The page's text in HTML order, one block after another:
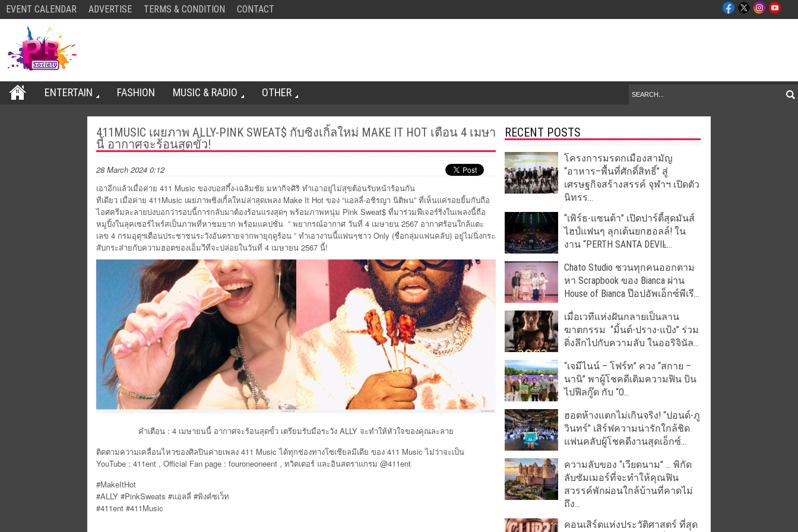
EVENT CALENDAR ADVERTISE TERMS & CONDITION CONTACT
ENTERTAIN FASHION MUSIC & RADIO OTHER
411MUSIC เผยภาพ ALLY-PINK SWEAT$ กับซิงเกิ้ลใหม่ MAKE IT HOT เตือน 4 เมษา
นี้ อากาศจะร้อนสุดขั้ว!
28 March 2024 0:12
เอาอีกแล้วเมื่อค่าย 411 Music ของบอสกึ้ง-เฉลิมชัย มหากิจศิริ ทำเอาอยู่ไม่สุขต้อนรับหน้าร้อนกัน
ทีเดียว เมื่อค่าย 411Music เผยภาพซิงเกิ้ลใหม่ล่าสุดเพลง Make It Hot ของ “แอลลี่-อชิรญา นิติพน” ที่เห็นแค่รอยยิ้มกับถือ
ไอศครีมละลายบ่งบอกว่ารอบนี้การกลับมาต้องร้อนแรงสุดๆ พร้อมภาพหนุ่ม Pink Sweat$ ที่มาร่วมฟีเจอร์ริ่งในเพลงนี้ถือ
หมูปิ้งในลุคเซอร์ไพร์สเป็นภาพที่หาชมยาก พร้อมแคปชั่น ” พยากรณ์อากาศ วันที่ 4 เมษายน 2567 อากาศร้อนใกล้แตะ
เลข 4 กรมอุตุฯเตือนประชาชนระวังอันตรายจากพายุฤดูร้อน ” ทำเอางานนี้แฟนๆชาว Only (ชื่อกลุ่มแฟนคลับ) อยู่ไม่นิ่งกระ
สับกระส่ายกับความฮอตของเอ็มวีที่จะปล่อยในวันที่ 4 เมษายน 2567 นี้!
คำเตือน : 4 เมษายนนี้ อากาศจะร้อนสุดขั้ว เตรียมรับมือระวัง ALLY จะทำให้หัวใจของคุณละลาย
ติดตามความเคลื่อนไหวของศิลปินค่ายเพลง 411 Music ได้ทุกช่องทางโซเชียลมีเดีย ของ 411 Music ไม่ว่าจะเป็น
YouTube : 411ent , Official Fan page : fouroneoneent , ทวิตเตอร์ และอินสตราแกรม @411ent
#MakeItHot
#ALLY #PinkSweats #แอลลี่ #พิงค์ซเว็ท
#411ent #411Music
RECENT POSTS
โครงการมรดกเมืองสามัญ
“อาหาร–พื้นที่ศักดิ์สิทธิ์” สู่
เศรษฐกิจสร้างสรรค์ จุฬาฯ เปิดตัว
นิทรร...
“เพิร์ธ-แซนต้า” เปิดปาร์ตี้สุดมันส์
ไฮป์แฟนๆ ลุกเต้นยกฮอลล์! ใน
งาน “PERTH SANTA DEVIL̵...
Chato Studio ชวนทุกคนออกตาม
หา Scrapbook ของ Bianca ผ่าน
House of Bianca ป๊อปอัพเอ็กซ์พีเรี...
เมื่อเวทีแห่งฝันกลายเป็นลาน
ฆาตกรรม “มิ้นต์-ปราง-แป้ง” ร่วม
ดิ่งลึกไปกับความลับ ในออริจินัล...
“เจมีไนน์ – โฟร์ท” ควง “สกาย –
นานิ” พาผู้โชคดีเติมความฟิน บิน
ไปฟีลกู๊ด กับ “O...
ฮอตห้างแตกไม่เกินจริง! “ปอนด์-ภู
วินทร์” เสิร์ฟความน่ารักใกล้ชิด
แฟนคลับผู้โชคดีงานสุดเอ็กซ์...
ความลับของ “เวียดนาม” … พิกัด
ลับซัมเมอร์ที่จะทำให้คุณฟิน
สวรรค์พักผ่อนใกล้บ้านที่คาดไม่
ถึง...
คอนเสิร์ตแห่งประวัติศาสตร์ ที่สุด